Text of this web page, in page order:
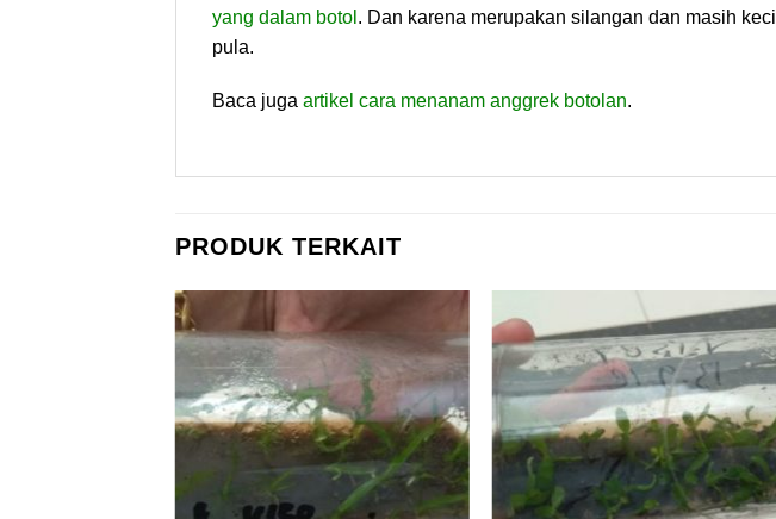
yang dalam botol . Dan karena merupakan silangan dan masih
pula.
Baca juga artikel cara menanam anggrek botolan.
PRODUK TERKAIT